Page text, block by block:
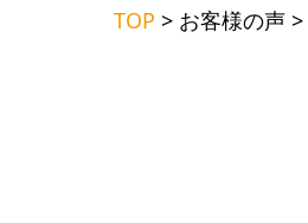
TOP > お客様の声 >